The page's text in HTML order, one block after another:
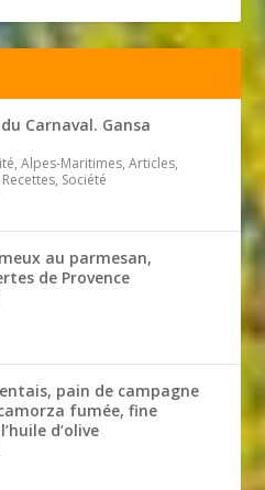
Carnaval. Gansa
Alpes-Maritimes, Articles,
Société
au parmesan,
de Provence
pain de campagne
fumée, fine
d’olive